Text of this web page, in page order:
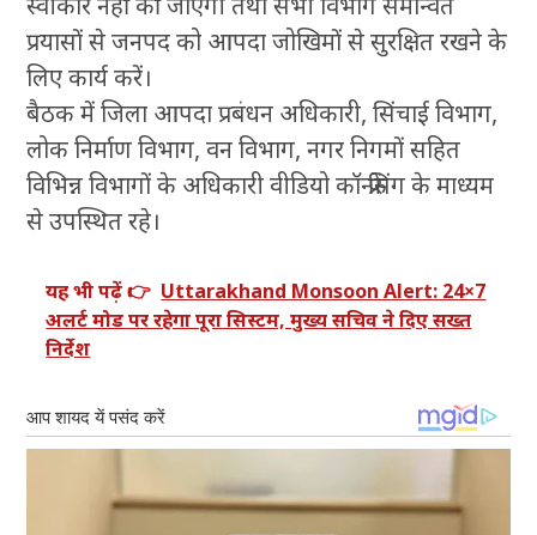
प्रयासों से जनपद को आपदा जोखिमों से सुरक्षित रखने के
लिए कार्य करें।
बैठक में जिला आपदा प्रबंधन अधिकारी, सिंचाई विभाग,
लोक निर्माण विभाग, वन विभाग, नगर निगमों सहित
विभिन्न विभागों के अधिकारी वीडियो कॉन्फ्रेंसिंग के माध्यम
से उपस्थित रहे।
यह भी पढ़ें 👉 Uttarakhand Monsoon Alert: 24×7
अलर्ट मोड पर रहेगा पूरा सिस्टम, मुख्य सचिव ने दिए सख्त
निर्देश